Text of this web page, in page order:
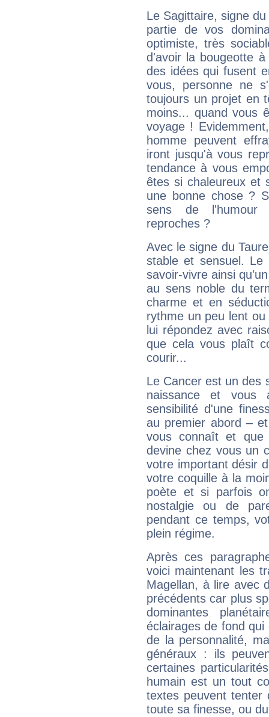
Le Sagittaire, signe
partie de vos
optimiste, très
d'avoir la bougeotte
des idées qui fusent
vous, personne ne
toujours un projet en
moins... quand vous
voyage !
homme peuvent
iront jusqu'à vous
tendance à vous
êtes si chaleureux et
une bonne chose ?
sens de l'humour
reproches ?
Avec le signe du
stable et sensuel.
savoir-vivre ainsi
au sens noble du
charme et en
rythme un peu lent
lui répondez avec
que cela vous plaît
courir...
Le Cancer est un des
naissance et vous
sensibilité d'une
au premier abord –
vous connaît et
devine chez vous un
votre important désir
votre coquille à la
poète et si parfois
nostalgie ou de
pendant ce temps,
plein régime.
Après ces
voici maintenant les
Magellan, à lire avec
précédents car plus
dominantes
éclairages de fond
de la personnalité,
généraux : ils
certaines
humain est un tout
textes peuvent tenter
toute sa finesse, ou